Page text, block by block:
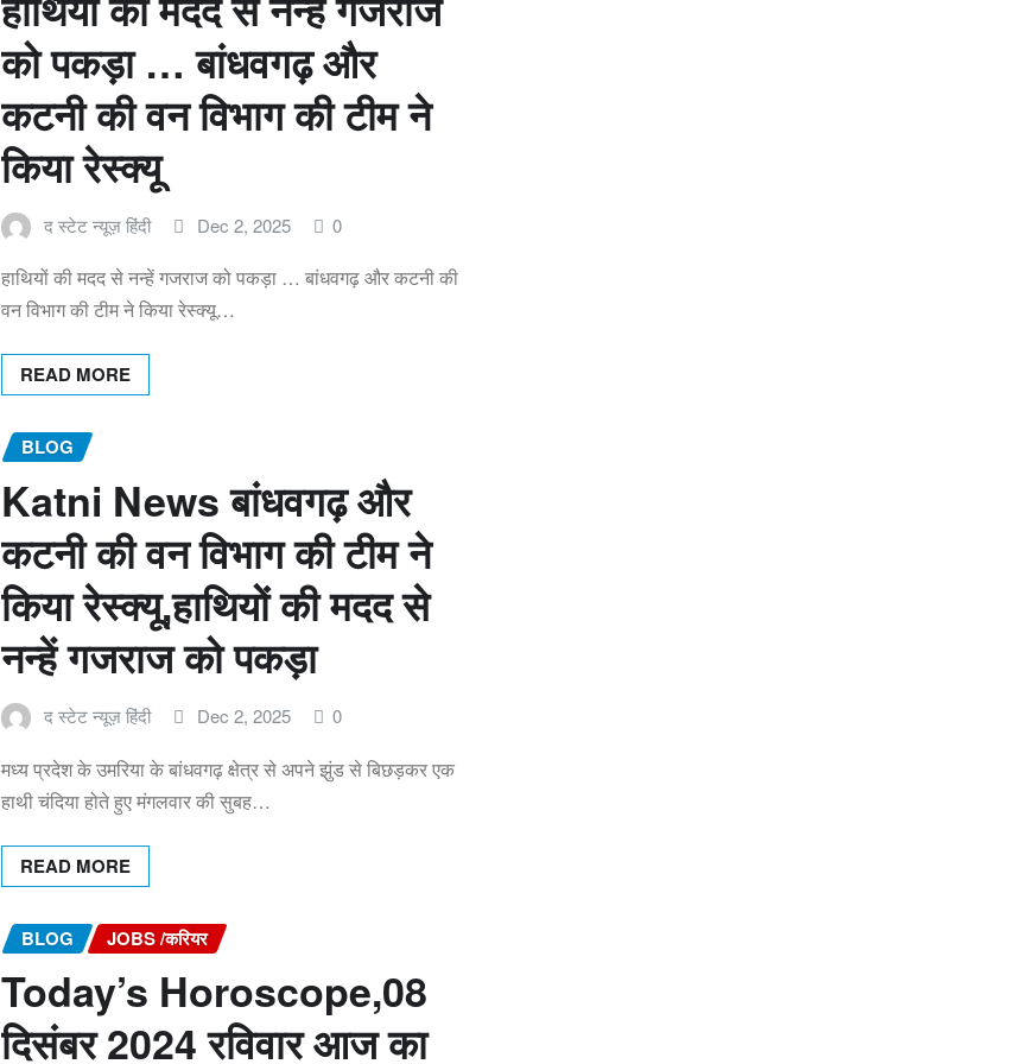
को पकड़ा … बांधवगढ़ और
कटनी की वन विभाग की टीम ने
किया रेस्क्यू
द स्टेट न्यूज़ हिंदी Dec 2, 2025 0
हाथियों की मदद से नन्हें गजराज को पकड़ा … बांधवगढ़ और कटनी की
वन विभाग की टीम ने किया रेस्क्यू…
READ MORE
BLOG
Katni News बांधवगढ़ और
कटनी की वन विभाग की टीम ने
किया रेस्क्यू,हाथियों की मदद से
नन्हें गजराज को पकड़ा
द स्टेट न्यूज़ हिंदी Dec 2, 2025 0
मध्‍य प्रदेश के उमरिया के बांधवगढ़ क्षेत्र से अपने झुंड से बिछड़कर एक
हाथी चंदिया होते हुए मंगलवार की सुबह…
READ MORE
BLOG JOBS /करियर
Today’s Horoscope,08
दिसंबर 2024 रविवार आज का